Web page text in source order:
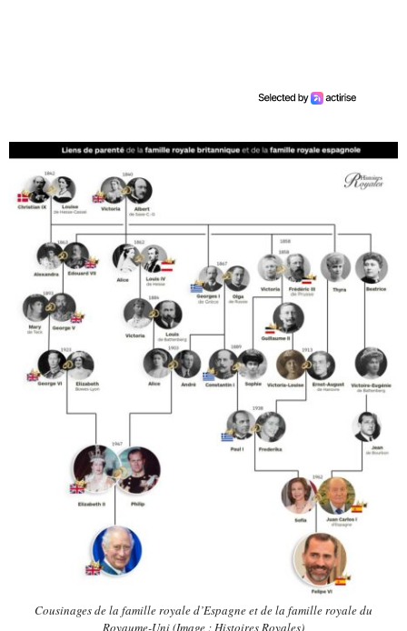
Cousinages de la famille royale d’Espagne et de la famille royale du
Royaume-Uni (Image : Histoires Royales)